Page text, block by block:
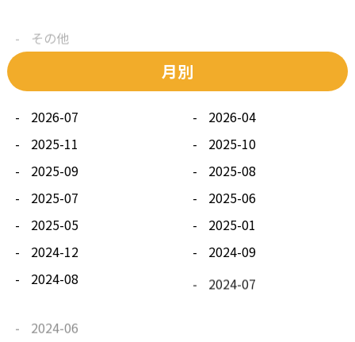
月別
2026-07
2026-04
2025-11
2025-10
2025-09
2025-08
2025-07
2025-06
2025-05
2025-01
2024-12
2024-09
2024-08
2024-07
2024-04